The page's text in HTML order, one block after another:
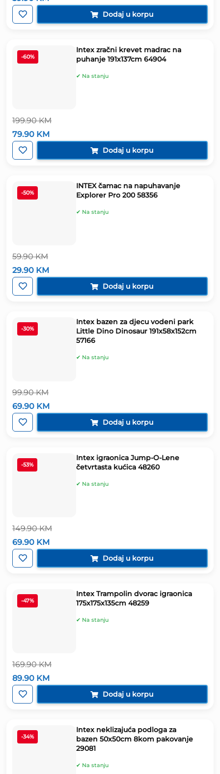
cijena
bila
je:
cijena
59.90 KM.
Dodaj u korpu
-60%
199.90KM
Izvorna
cijena
bila
je:
79.90 KM
cijena
79.90 KM.
Intex zračni krevet madrac na
puhanje 191x137cm 64904
✔ Na stanju
Dodaj u korpu
-50%
59.90KM
Izvorna
cijena
bila
je:
29.90 KM
cijena
29.90 KM.
INTEX čamac na napuhavanje
Explorer Pro 200 58356
✔ Na stanju
Dodaj u korpu
-30%
99.90KM
Izvorna
cijena
bila
je:
69.90 KM
cijena
69.90 KM.
Intex bazen za djecu vodeni park
Little Dino Dinosaur 191x58x152cm
57166
✔ Na stanju
Dodaj u korpu
-53%
149.90KM
Izvorna
cijena
bila
je:
69.90 KM
cijena
69.90 KM.
Intex igraonica Jump-O-Lene
četvrtasta kućica 48260
✔ Na stanju
Dodaj u korpu
-47%
169.90KM
Izvorna
cijena
bila
je:
89.90 KM
cijena
89.90 KM.
Intex Trampolin dvorac igraonica
175x175x135cm 48259
✔ Na stanju
Dodaj u korpu
-34%
Intex neklizajuća podloga za
bazen 50x50cm 8kom pakovanje
29081
✔ Na stanju